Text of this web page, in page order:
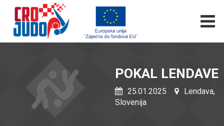
POKAL LENDAVE
25.01.2025
Lendava,
Slovenija